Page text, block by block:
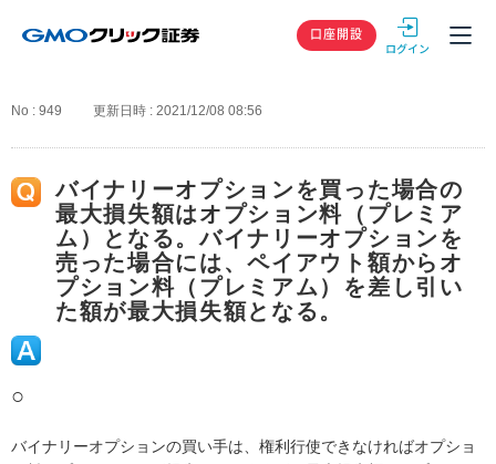
GMOクリック
口座開設
No : 949 更新日時 : 2021/12/08 08:56
バイナリーオプションを買った場合の
最大損失額はオプション料（プレミア
ム）となる。バイナリーオプションを
売った場合には、ペイアウト額からオ
プション料（プレミアム）を差し引い
た額が最大損失額となる。
○
バイナリーオプションの買い手は、権利行使できなければオプショ